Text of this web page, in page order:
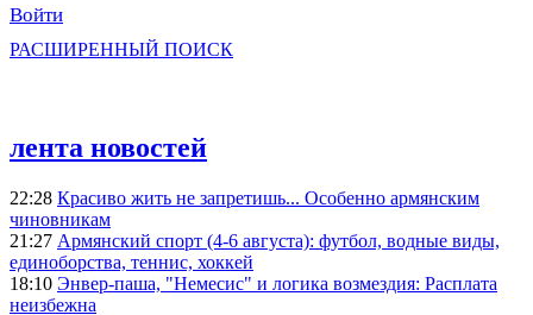
Войти
РАСШИРЕННЫЙ ПОИСК
лента новостей
22:28 Красиво жить не запретишь... Особенно армянским
чиновникам
21:27 Армянский спорт (4-6 августа): футбол, водные виды,
единоборства, теннис, хоккей
18:10 Энвер-паша, "Немесис" и логика возмездия: Расплата
неизбежна